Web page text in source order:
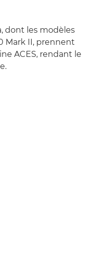
dont les modèles
Mark II, prennent
ACES, rendant le